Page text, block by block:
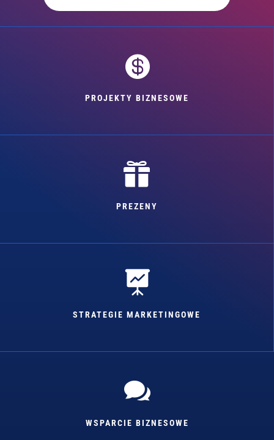

PROJEKTY BIZNESOWE

PREZENY

STRATEGIE MARKETINGOWE

WSPARCIE BIZNESOWE